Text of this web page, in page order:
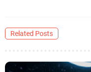
Related Posts